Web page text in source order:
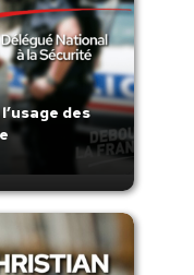
des